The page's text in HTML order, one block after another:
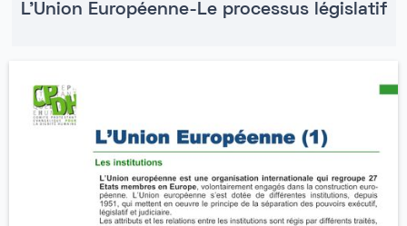
L'Union Européenne-Le processus législatif